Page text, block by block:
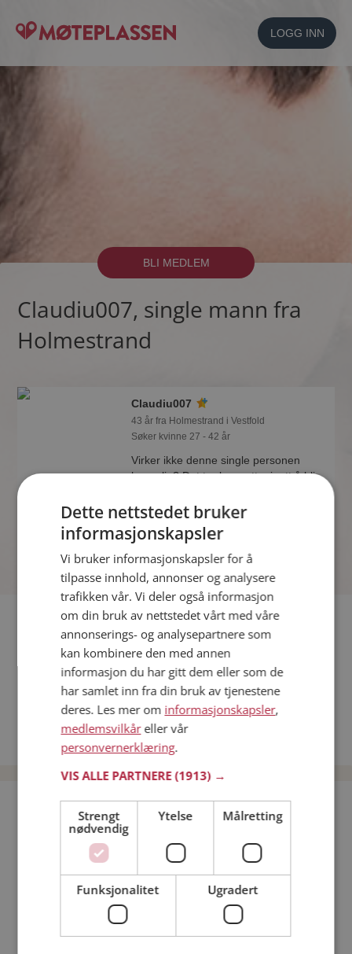
LOGG INN
BLI MEDLEM
Claudiu007, single mann fra
Holmestrand
Claudiu007
43 år fra Holmestrand i Vestfold
Søker kvinne 27 - 42 år
Virker ikke denne single personen
hyggelig? Det tar bare ett minutt å bli
finne ut alt om Claudiu007.
Fler single
Flere singlemenn fra Holmestrand :TheCure
Bli medlem gratis!
Jeg er en: Mann Kvinne
Min alder:
Dette nettstedet bruker
informasjonskapsler
Vi bruker informasjonskapsler for å
tilpasse innhold, annonser og analysere
trafikken vår. Vi deler også informasjon
om din bruk av nettstedet vårt med våre
annonserings- og analysepartnere som
kan kombinere den med annen
informasjon du har gitt dem eller som de
har samlet inn fra din bruk av tjenestene
deres. Les mer om informasjonskapsler,
medlemsvilkåreller vår
personvernerklæring.
VIS ALLE PARTNERE(1913) →
Strengt
nødvendig
Ytelse Målretting
Funksjonalitet Ugradert